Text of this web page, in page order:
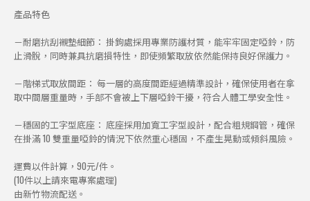
產品特色
－耐磨抗刮襯墊細節： 掛鉤處採用專業防護材質，能牢牢固定啞鈴，防
止滑脫，同時兼具抗磨損特性，即使頻繁取放依然能保持良好保護力。
－階梯式取放間距： 每一層的高度間距經過精準設計，確保使用者在拿
取中間層重量時，手部不會被上下層啞鈴干擾，符合人體工學安全性。
－穩固的工字型底座： 底座採用加寬工字型設計，配合粗規鋼管，確保
在掛滿 10 雙重量啞鈴的情況下依然重心穩固，不產生晃動或傾斜風險。
運費以件計算，90元/件。
(10件以上請來電專案處理)
由新竹物流配送。